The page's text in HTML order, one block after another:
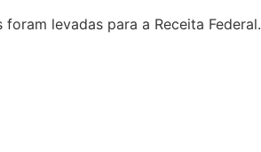
foram levadas para a Receita Federal.